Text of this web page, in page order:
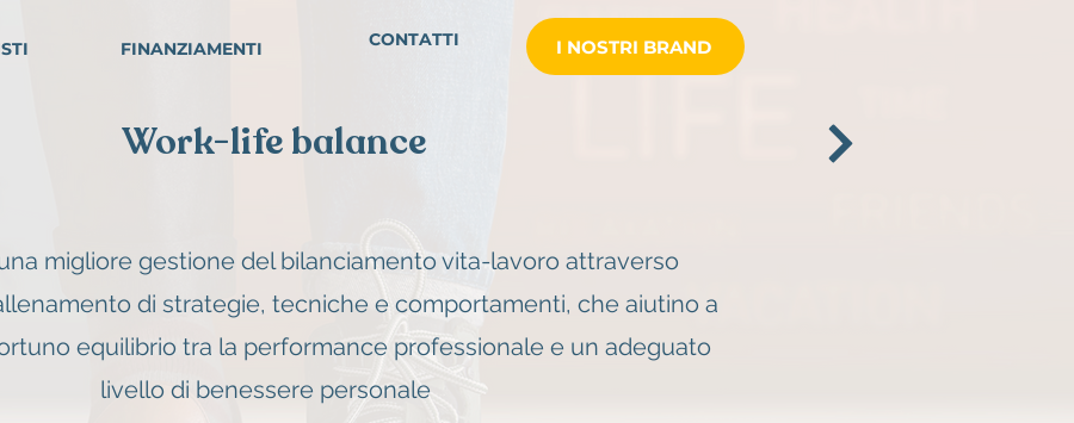
FINANZIAMENTI CONTATTI I NOSTRI BRAND
Work-life balance
migliore gestione del bilanciamento vita-lavoro attraverso
di strategie, tecniche e comportamenti, che aiutino a
equilibrio tra la performance professionale e un adeguato
livello di benessere personale